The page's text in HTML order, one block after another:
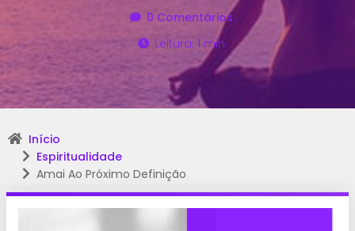
0 Comentários
Leitura: 1 min
Início
Espiritualidade
Amai Ao Próximo Definição